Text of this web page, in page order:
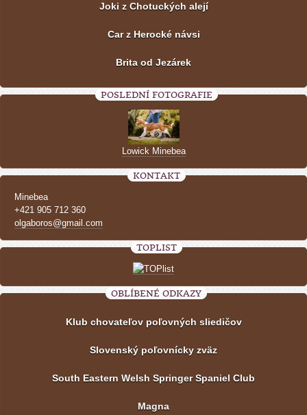
Joki z Chotuckých alejí
Car z Herocké návsi
Brita od Jezárek
POSLEDNÍ FOTOGRAFIE
Lowick Minebea
KONTAKT
Minebea
+421 905 712 360
olgaboros@gmail.com
TOPLIST
OBLÍBENÉ ODKAZY
Klub chovateľov poľovných sliedičov
Slovenský poľovnícky zväz
South Eastern Welsh Springer Spaniel Club
Magna